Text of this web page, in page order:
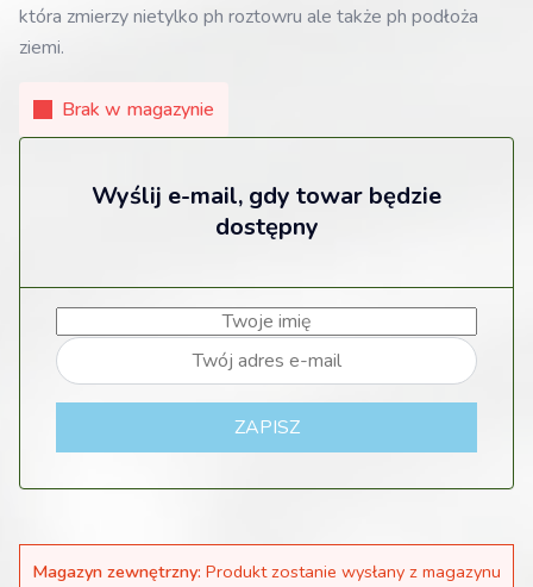
która zmierzy nietylko ph roztowru ale także ph podłoża
ziemi.
Brak w magazynie
Wyślij e-mail, gdy towar będzie
dostępny
ZAPISZ
Magazyn zewnętrzny: Produkt zostanie wysłany z magazynu